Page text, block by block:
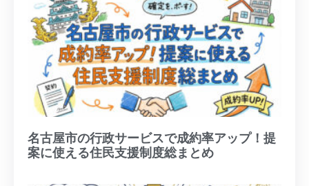
名古屋市の行政サービスで成約率アップ！提
案に使える住民支援制度総まとめ